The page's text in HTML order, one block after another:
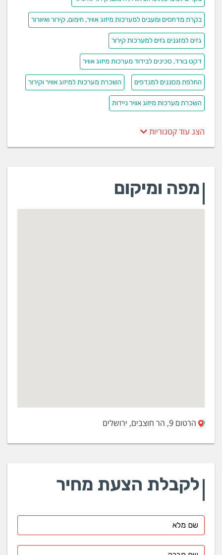
בקרת מדחסים ומעבים למערכות מיזוג אוויר, חימום, קירור ואיוורור
גזים למזגנים גזים למערכות קירור
דקט בורד, סכינים לבידוד מערכות מיזוג אוויר
החלפת מסננים למנדפים השכרת מערכות למיזוג אוויר וקירור
השכרת מערכות מיזוג אוויר ניידות
הצג עוד קטגוריות
מפה ומיקום
הרטום 9, הר חוצבים, ירושלים
לקבלת הצעת מחיר